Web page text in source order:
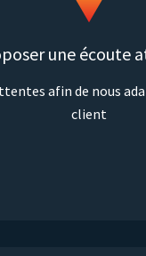
une écoute
afin de nous
client